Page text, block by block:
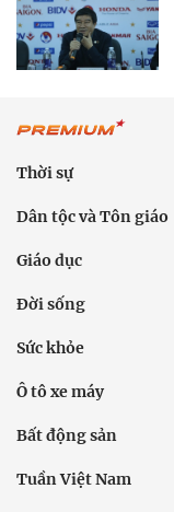
Thời sự
Dân tộc và Tôn giáo
Giáo dục
Đời sống
Sức khỏe
Ô tô xe máy
Bất động sản
Tuần Việt Nam